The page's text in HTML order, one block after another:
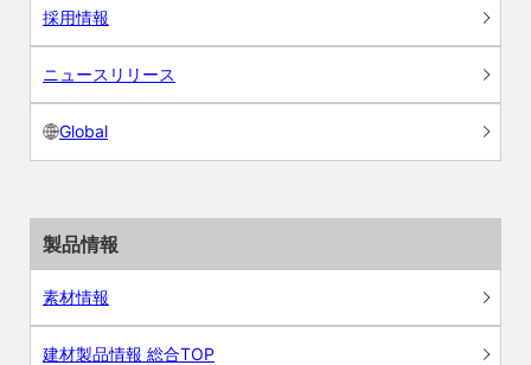
採用情報
ニュースリリース
Global
製品情報
素材情報
建材製品情報 総合TOP